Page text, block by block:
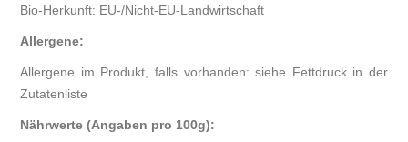
Bio-Herkunft: EU-/Nicht-EU-Landwirtschaft
Allergene:
Allergene im Produkt, falls vorhanden: siehe Fettdruck in der
Zutatenliste
Nährwerte (Angaben pro 100g):